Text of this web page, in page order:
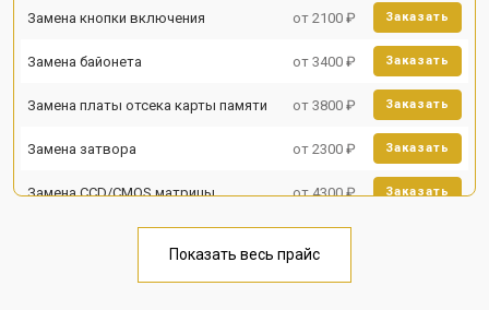
Замена кнопки включения от 2100 ₽ Заказать
Замена байонета от 3400 ₽ Заказать
Замена платы отсека карты памяти от 3800 ₽ Заказать
Замена затвора от 2300 ₽ Заказать
Замена CCD/CMOS матрицы от 4300 ₽ Заказать
Показать весь прайс